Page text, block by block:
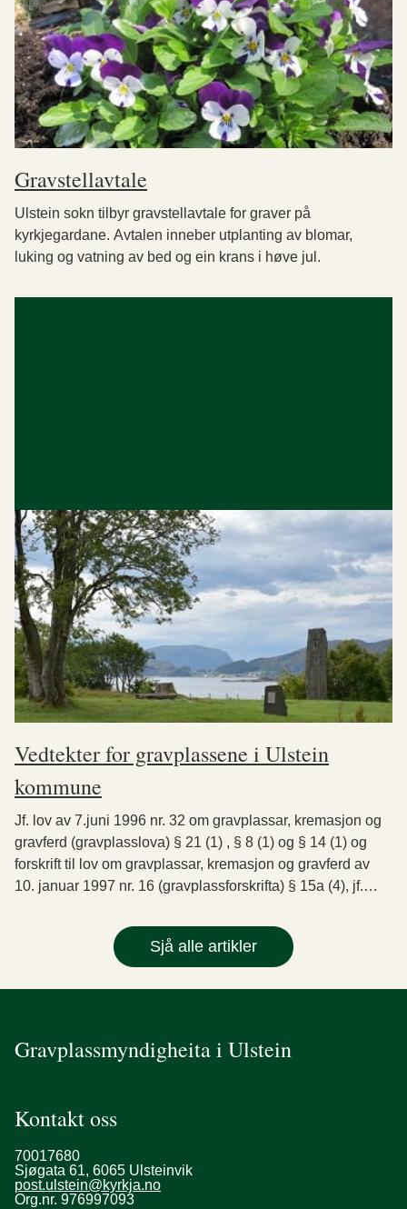
Gravstellavtale
Ulstein sokn tilbyr gravstellavtale for graver på
kyrkjegardane. Avtalen inneber utplanting av blomar,
luking og vatning av bed og ein krans i høve jul.
Vedtekter for gravplassene i Ulstein
kommune
Jf. lov av 7.juni 1996 nr. 32 om gravplassar, kremasjon og
gravferd (gravplasslova) § 21 (1) , § 8 (1) og § 14 (1) og
forskrift til lov om gravplassar, kremasjon og gravferd av
10. januar 1997 nr. 16 (gravplassforskrifta) § 15a (4), jf.
Sjå alle artikler
Gravplassmyndigheita i Ulstein
Kontakt oss
70017680
Sjøgata 61, 6065 Ulsteinvik
post.ulstein@kyrkja.no
Org.nr. 976997093